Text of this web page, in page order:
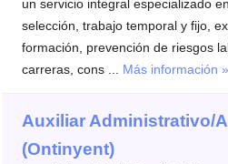
un servicio integral especializado
selección, trabajo temporal y fijo,
formación, prevención de riesgos
carreras, cons ... Más información »
Auxiliar Administrativo/
(Ontinyent)